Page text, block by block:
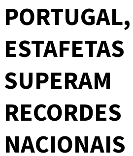
PORTUGAL,
ESTAFETAS
SUPERAM
RECORDES
NACIONAIS